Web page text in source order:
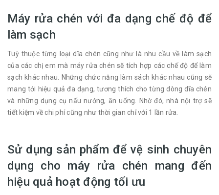
Máy rửa chén với đa dạng chế độ để
làm sạch
Tuỳ thuộc từng loại dĩa chén cũng như là nhu cầu về làm sạch
của các chị em mà máy rửa chén sẽ tích hợp các chế độ để làm
sạch khác nhau. Những chức năng làm sách khác nhau cũng sẽ
mang tới hiệu quả đa dạng, tương thích cho từng dòng dĩa chén
và những dụng cụ nấu nướng, ăn uống. Nhờ đó, nhà nội trợ sẽ
tiết kiệm về chi phí cũng như thời gian chỉ với 1 lần rửa.
Sử dụng sản phẩm để vệ sinh chuyên
dụng cho máy rửa chén mang đến
hiệu quả hoạt động tối ưu